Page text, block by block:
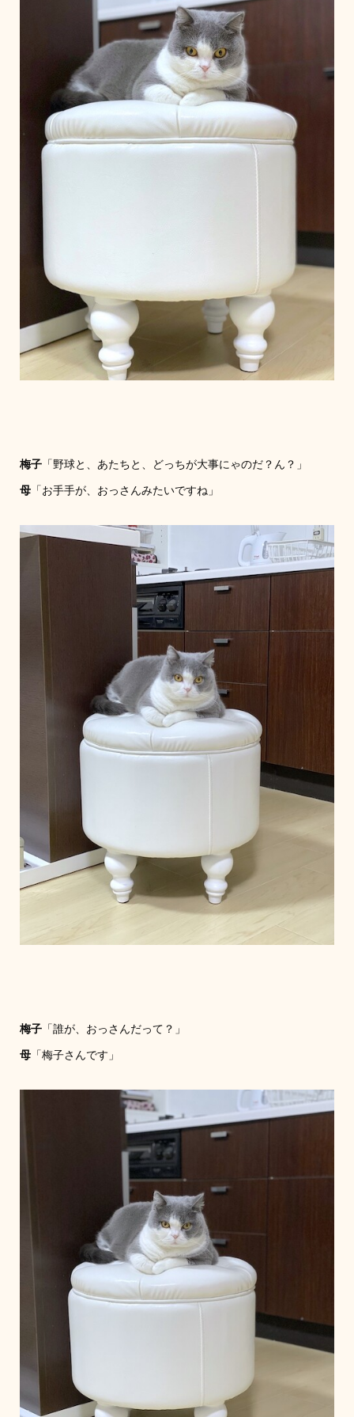
梅子「野球と、あたちと、どっちが大事にゃのだ？ん？」
母「お手手が、おっさんみたいですね」
梅子「誰が、おっさんだって？」
母「梅子さんです」